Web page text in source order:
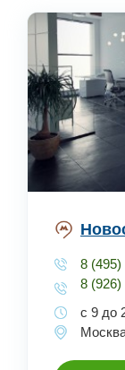
8 (495)
8 (926)
с 9 до